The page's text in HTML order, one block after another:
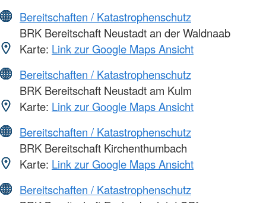
Bereitschaften / Katastrophenschutz
BRK Bereitschaft Neustadt an der Waldnaab
Karte: Link zur Google Maps Ansicht
Bereitschaften / Katastrophenschutz
BRK Bereitschaft Neustadt am Kulm
Karte: Link zur Google Maps Ansicht
Bereitschaften / Katastrophenschutz
BRK Bereitschaft Kirchenthumbach
Karte: Link zur Google Maps Ansicht
Bereitschaften / Katastrophenschutz